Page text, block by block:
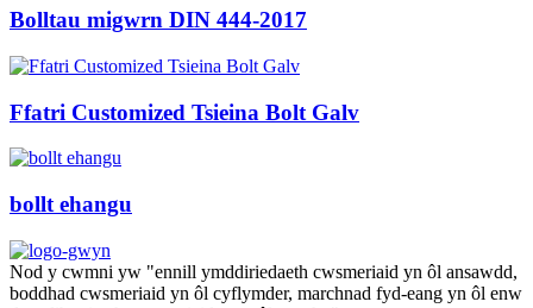
Bolltau migwrn DIN 444-2017
Ffatri Customized Tsieina Bolt Galv
bollt ehangu
Nod y cwmni yw "ennill ymddiriedaeth cwsmeriaid yn ôl ansawdd,
boddhad cwsmeriaid yn ôl cyflymder, marchnad fyd-eang yn ôl enw